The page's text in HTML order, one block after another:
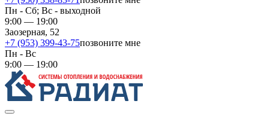
Пн - Сб; Вс - выходной
9:00 — 19:00
Заозерная, 52
+7 (953) 399-43-75позвоните мне
Пн - Вс
9:00 — 19:00